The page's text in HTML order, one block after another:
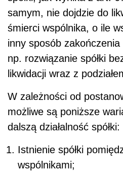
samym, nie dojdzie do
śmierci wspólnika, o ile
inny sposób zakończenia
np. rozwiązanie spółki
likwidacji wraz z
W zależności od
możliwe są poniższe
dalszą działalność spółki:
Istnienie spółki
wspólnikami;